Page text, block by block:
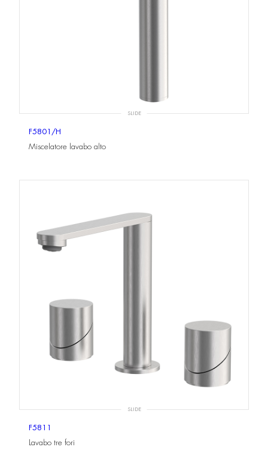
SLIDE
F5801/H
Miscelatore lavabo alto
SLIDE
F5811
Lavabo tre fori